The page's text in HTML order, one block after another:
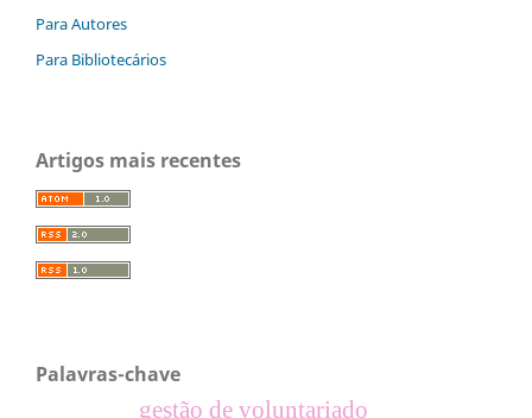
Para Autores
Para Bibliotecários
Artigos mais recentes
Palavras-chave
gestão de voluntariado